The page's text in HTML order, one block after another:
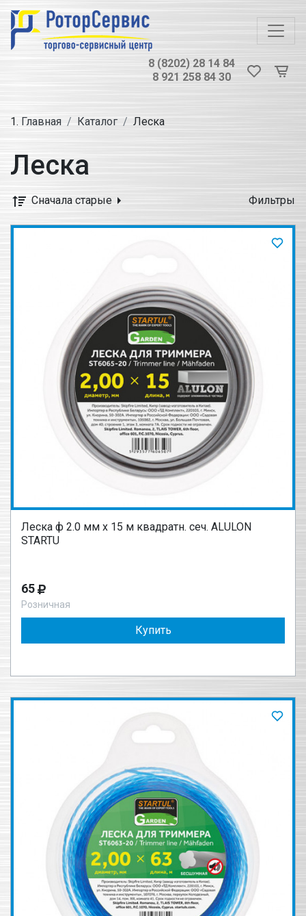
8 (8202) 28 14 84
8 921 258 84 30
Главная Каталог Леска
Леска
Сначала старые Фильтры
Леска ф 2.0 мм х 15 м квадратн. сеч. ALULON
STARTU
65
Розничная
Купить